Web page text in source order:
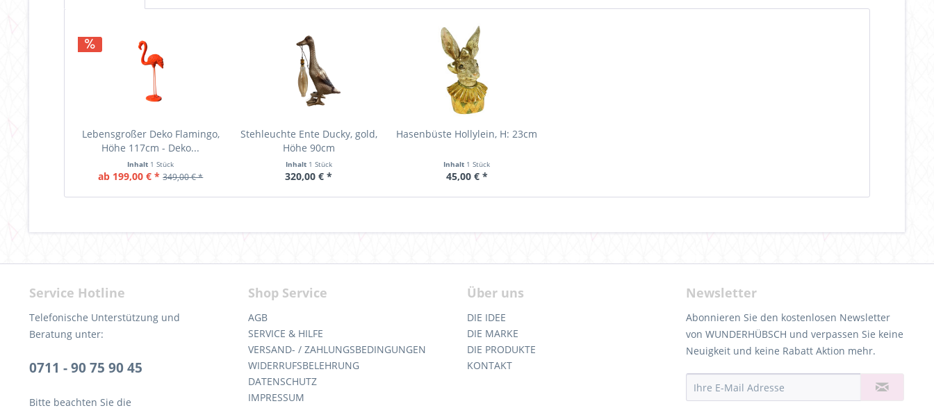
Lebensgroßer Deko Flamingo,
Höhe 117cm - Deko...
Inhalt 1 Stück
ab 199,00 € * 349,00 € *
Stehleuchte Ente Ducky, gold,
Höhe 90cm
Inhalt 1 Stück
320,00 € *
Hasenbüste Hollylein, H: 23cm
Inhalt 1 Stück
45,00 € *
Service Hotline
Telefonische Unterstützung und
Beratung unter:
0711 - 90 75 90 45
Bitte beachten Sie die
Shop Service
AGB
SERVICE & HILFE
VERSAND- / ZAHLUNGSBEDINGUNGEN
WIDERRUFSBELEHRUNG
DATENSCHUTZ
IMPRESSUM
Über uns
DIE IDEE
DIE MARKE
DIE PRODUKTE
KONTAKT
Newsletter
Abonnieren Sie den kostenlosen Newsletter
von WUNDERHÜBSCH und verpassen Sie keine
Neuigkeit und keine Rabatt Aktion mehr.